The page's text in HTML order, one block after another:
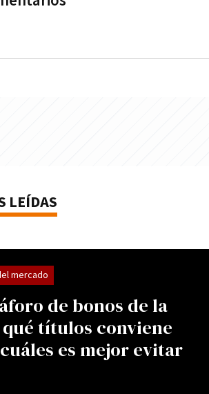
LEÍDAS
de bonos de la
títulos conviene
es mejor evitar
mercado